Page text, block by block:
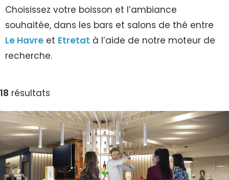
Choisissez votre boisson et l’ambiance
souhaitée, dans les bars et salons de thé entre
Le Havre et Etretat à l’aide de notre moteur de
recherche.
18 résultats